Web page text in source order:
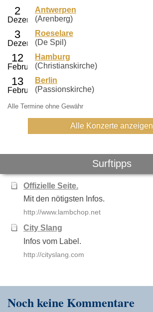
Antwerpen
(Arenberg)
Roeselare
(De Spil)
Hamburg
(Christianskirche)
Berlin
(Passionskirche)
Alle Termine ohne Gewähr
Alle Konzerte anzeigen
Surftipps
Offizielle Seite.
Mit den nötigsten Infos.
http://www.lambchop.net
City Slang
Infos vom Label.
http://cityslang.com
Noch keine Kommentare